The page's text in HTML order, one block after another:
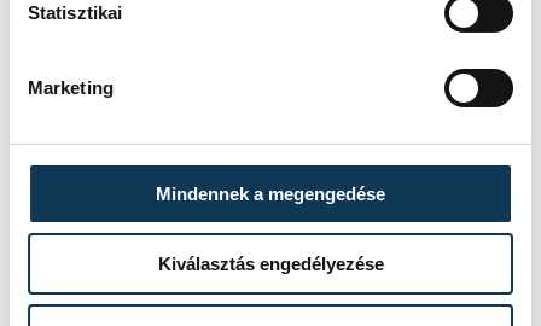
Statisztikai
Marketing
Mindennek a megengedése
Kiválasztás engedélyezése
magabiztos döntés képességét is
felteszi a papírra vagy a vászonra „azt a kék
döntésképesség és magabiztosság az élet
minden területén segít és elkísér.”
Az MMA által elindított művészeti
programban az MMA Iparművészeti és